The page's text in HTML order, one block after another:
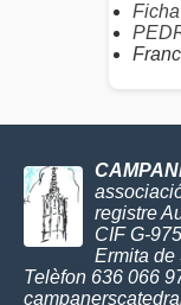
registre
CIF G-
Ermita de
Telèfon 636 066